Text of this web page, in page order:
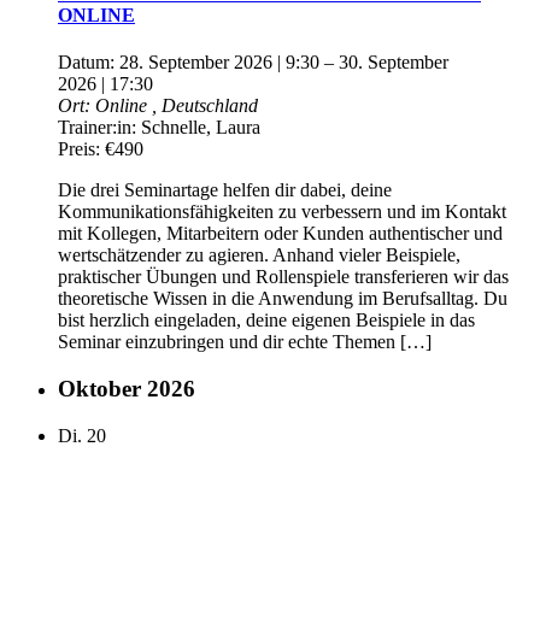
ONLINE
Datum: 28. September 2026 | 9:30 – 30. September
2026 | 17:30
Ort: Online
, Deutschland
Trainer:in: Schnelle, Laura
Preis: €490
Die drei Seminartage helfen dir dabei, deine
Kommunikationsfähigkeiten zu verbessern und im Kontakt
mit Kollegen, Mitarbeitern oder Kunden authentischer und
wertschätzender zu agieren. Anhand vieler Beispiele,
praktischer Übungen und Rollenspiele transferieren wir das
theoretische Wissen in die Anwendung im Berufsalltag. Du
bist herzlich eingeladen, deine eigenen Beispiele in das
Seminar einzubringen und dir echte Themen […]
Oktober 2026
Di. 20